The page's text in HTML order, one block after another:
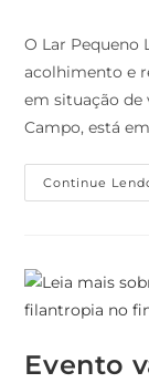
O Lar Pequeno
acolhimento e
em situação de
Campo, está
Continue
Evento